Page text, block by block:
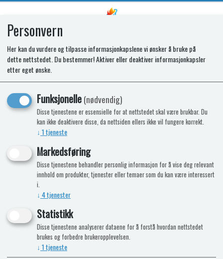
Vi leverer originalutstyr og deler til
Truma fra vår nettbutikk. Vi lagererfører
det meste lokalt, store maskiner sendes
direkte til deg fra Truma Norge. Skal du
ha deler eller kjøpe Truma er dette rett
plass for deg.
Viser 947 produkter
Personvern
Her kan du vurdere og tilpasse informasjonkapslene vi ønsker å bruke på
dette nettstedet. Du bestemmer! Aktiver eller deaktiver informasjonkapsler
etter eget ønske.
Funksjonelle(nødvendig)
Disse tjenestene er essensielle for at nettstedet skal være brukbar. Du
kan ikke deaktivere disse, da nettsiden ellers ikke vil fungere korrekt.
↓ 1tjeneste
Markedsføring
Disse tjenestene behandler personlig informasjon for å vise deg relevant
innhold om produkter, tjenester eller temaer som du kan være interessert
i.
↓ 4tjenester
Statistikk
Disse tjenestene analyserer dataene for å forstå hvordan nettstedet
brukes og forbedre brukeropplevelsen.
↓ 1tjeneste